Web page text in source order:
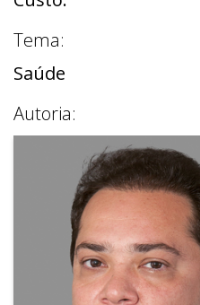
Tema:
Saúde
Autoria: